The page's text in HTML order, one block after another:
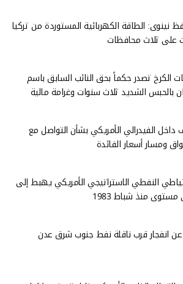
نينوى: الطاقة الكهربائية المستوردة من تركيا
على ثلاث محافظات
الكرخ تصدر حكماً بحق النائب السابق باسم
بالحبس الشديد ثلاث سنوات وغرامة مالية
داخل الفيدرالي الأمريكي بشأن التواصل مع
ومسار أسعار الفائدة
النفطي الاستراتيجي الأمريكي يهبط إلى
مستوى منذ شباط 1983
عن انفجار قرب ناقلة نفط جنوب شرق عدن